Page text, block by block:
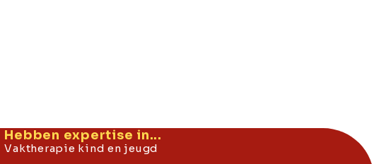
Hebben expertise in...
Vaktherapie kind en jeugd